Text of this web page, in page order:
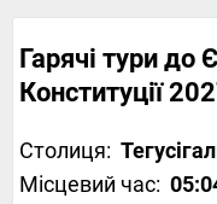
Гарячі тури до
Конституції
Столиця:
Місцевий час: